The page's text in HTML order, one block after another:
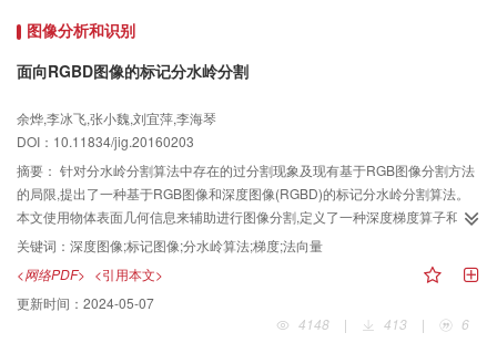
噪比依次提高了1.82 dB、0.37 dB、0.30 dB、0.15 dB。 通过大量实验发现,在
字典训练之前加入SVDD过程可以去除离群点,提高字典质量。在小波域中将各
频带分开重建,可避免低频图像中包含的不可靠高频信息对超分辨率结果的影响,
图像分析和识别
面向RGBD图像的标记分水岭分割
余烨,李冰飞,张小魏,刘宜萍,李海琴
DOI：10.11834/jig.20160203
摘要： 针对分水岭分割算法中存在的过分割现象及现有基于RGB图像分割方法
的局限,提出了一种基于RGB图像和深度图像(RGBD)的标记分水岭分割算法。
本文使用物体表面几何信息来辅助进行图像分割,定义了一种深度梯度算子和一
种法向量梯度算子来衡量物体表面几何信息的变化。通过生成深度梯度图像和
法向量梯度图像,与彩色梯度图像进行融合,实现标记图像的提取。在此基础上,使
用极小值标定技术对彩色梯度图像进行修正,然后使用分水岭算法进行图像分
割。 在纽约大学提供的NYU2数据集上进行实验,本文算法有效抑制了过分割现
象,将分割区域从上千个降至数十个,且获得了与人工标定的分割结果更接近的分
关键词： 深度图像;标记图像;分水岭算法;梯度;法向量
<网络PDF> <引用本文>
更新时间： 2024-05-07
4148
| 413 | 6